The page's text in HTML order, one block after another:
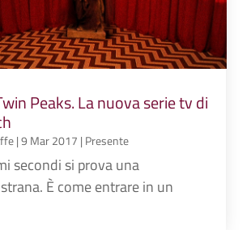
Peaks. La nuova serie tv di
|9 Mar 2017 | Presente
secondi si prova una
È come entrare in un